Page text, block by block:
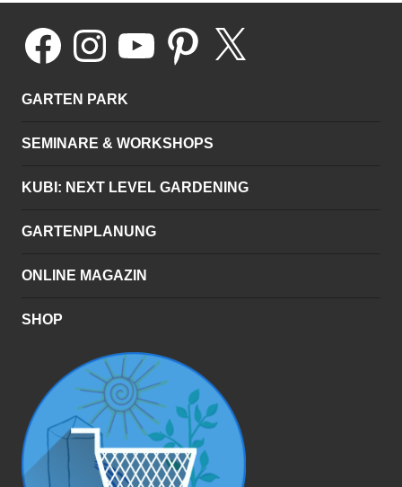
FacebookInstagramYouTubePinterestX
GARTEN PARK
SEMINARE & WORKSHOPS
KUBI: NEXT LEVEL GARDENING
GARTENPLANUNG
ONLINE MAGAZIN
SHOP